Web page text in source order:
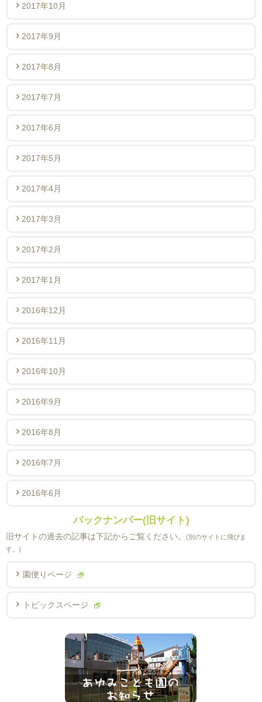
2017年10月
2017年9月
2017年8月
2017年7月
2017年6月
2017年5月
2017年4月
2017年3月
2017年2月
2017年1月
2016年12月
2016年11月
2016年10月
2016年9月
2016年8月
2016年7月
2016年6月
バックナンバー(旧サイト)
旧サイトの過去の記事は下記からご覧ください。
(別のサイトに飛びま
す。)
園便りページ
トピックスページ